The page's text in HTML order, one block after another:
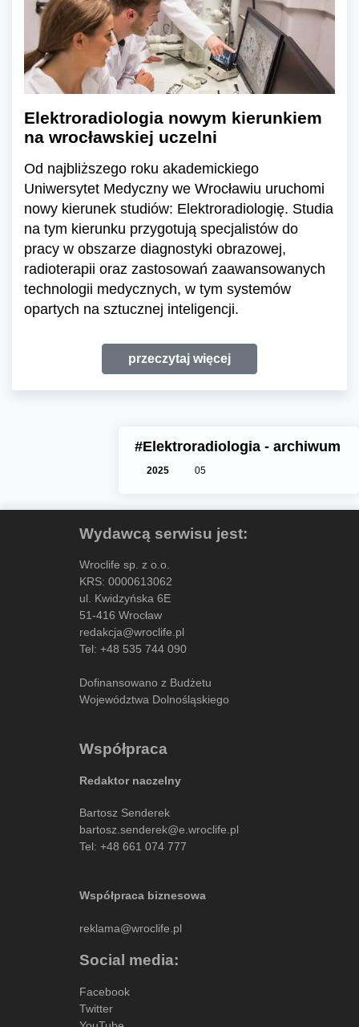
Elektroradiologia nowym kierunkiem
na wrocławskiej uczelni
Od najbliższego roku akademickiego
Uniwersytet Medyczny we Wrocławiu uruchomi
nowy kierunek studiów: Elektroradiologię. Studia
na tym kierunku przygotują specjalistów do
pracy w obszarze diagnostyki obrazowej,
radioterapii oraz zastosowań zaawansowanych
technologii medycznych, w tym systemów
opartych na sztucznej inteligencji.
przeczytaj więcej
#Elektroradiologia - archiwum
2025 05
Wydawcą serwisu jest:
Wroclife sp. z o.o.
KRS: 0000613062
ul. Kwidzyńska 6E
51-416 Wrocław
redakcja@wroclife.pl
Tel: +48 535 744 090
Dofinansowano z Budżetu
Województwa Dolnośląskiego
Współpraca
Redaktor naczelny
Bartosz Senderek
bartosz.senderek@e.wroclife.pl
Tel: +48 661 074 777
Współpraca biznesowa
reklama@wroclife.pl
Social media:
Facebook
Twitter